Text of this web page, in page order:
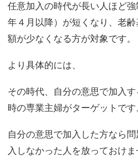
任意加入の時代が長い人ほど
年４月以降）が短くなり、老
額が少なくなる方が対象です。
より具体的には、
その時代、自分の意思で加入
時の専業主婦がターゲットです
自分の意思で加入した方なら
入しなかった人を放っておけま